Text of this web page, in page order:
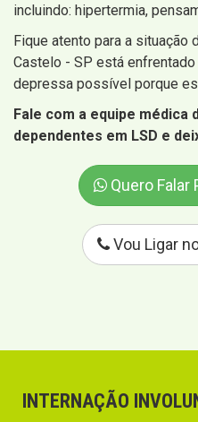
incluindo: hipertermia,
Fique atento para a
Castelo - SP está
depressa possível porque
Fale com a equipe médica
dependentes em LSD e
Quero Falar
Vou Ligar
INTERNAÇÃO